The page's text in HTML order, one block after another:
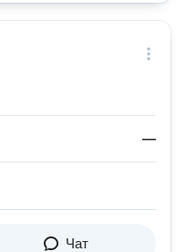
—
Чат